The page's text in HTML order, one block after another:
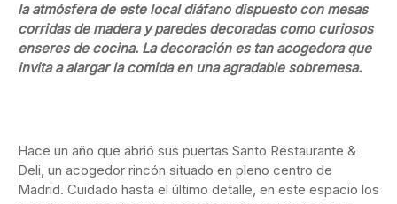
la atmósfera de este local diáfano dispuesto con mesas
corridas de madera y paredes decoradas como curiosos
enseres de cocina. La decoración es tan acogedora que
invita a alargar la comida en una agradable sobremesa.
Hace un año que abrió sus puertas Santo Restaurante &
Deli, un acogedor rincón situado en pleno centro de
Madrid. Cuidado hasta el último detalle, en este espacio los